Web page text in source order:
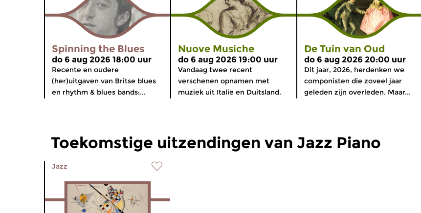
Spinning the Blues
do 6 aug 2026 18:00 uur
Recente en oudere
(her)uitgaven van Britse blues
en rhythm & blues bands:...
Nuove Musiche
do 6 aug 2026 19:00 uur
Vandaag twee recent
verschenen opnamen met
muziek uit Italië en Duitsland.
De Tuin van Oud
do 6 aug 2026 20:00 uur
Dit jaar, 2026, herdenken we
componisten die zoveel jaar
geleden zijn overleden. Maar...
Toekomstige uitzendingen van Jazz Piano
Jazz